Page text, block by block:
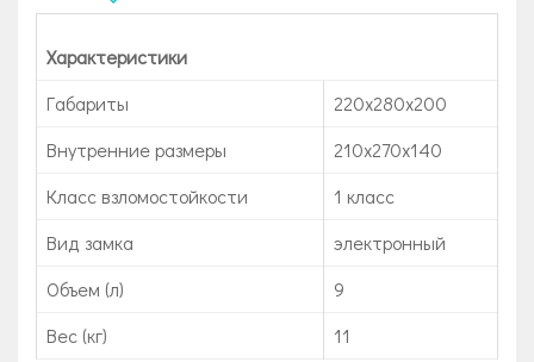
Характеристики
Габариты
220x280x200
Внутренние размеры
210х270х140
Класс взломостойкости
1 класс
Вид замка
электронный
Объем (л)
9
Вес (кг)
11